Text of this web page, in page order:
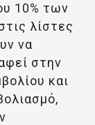
10% των
λίστες
να
στην
και